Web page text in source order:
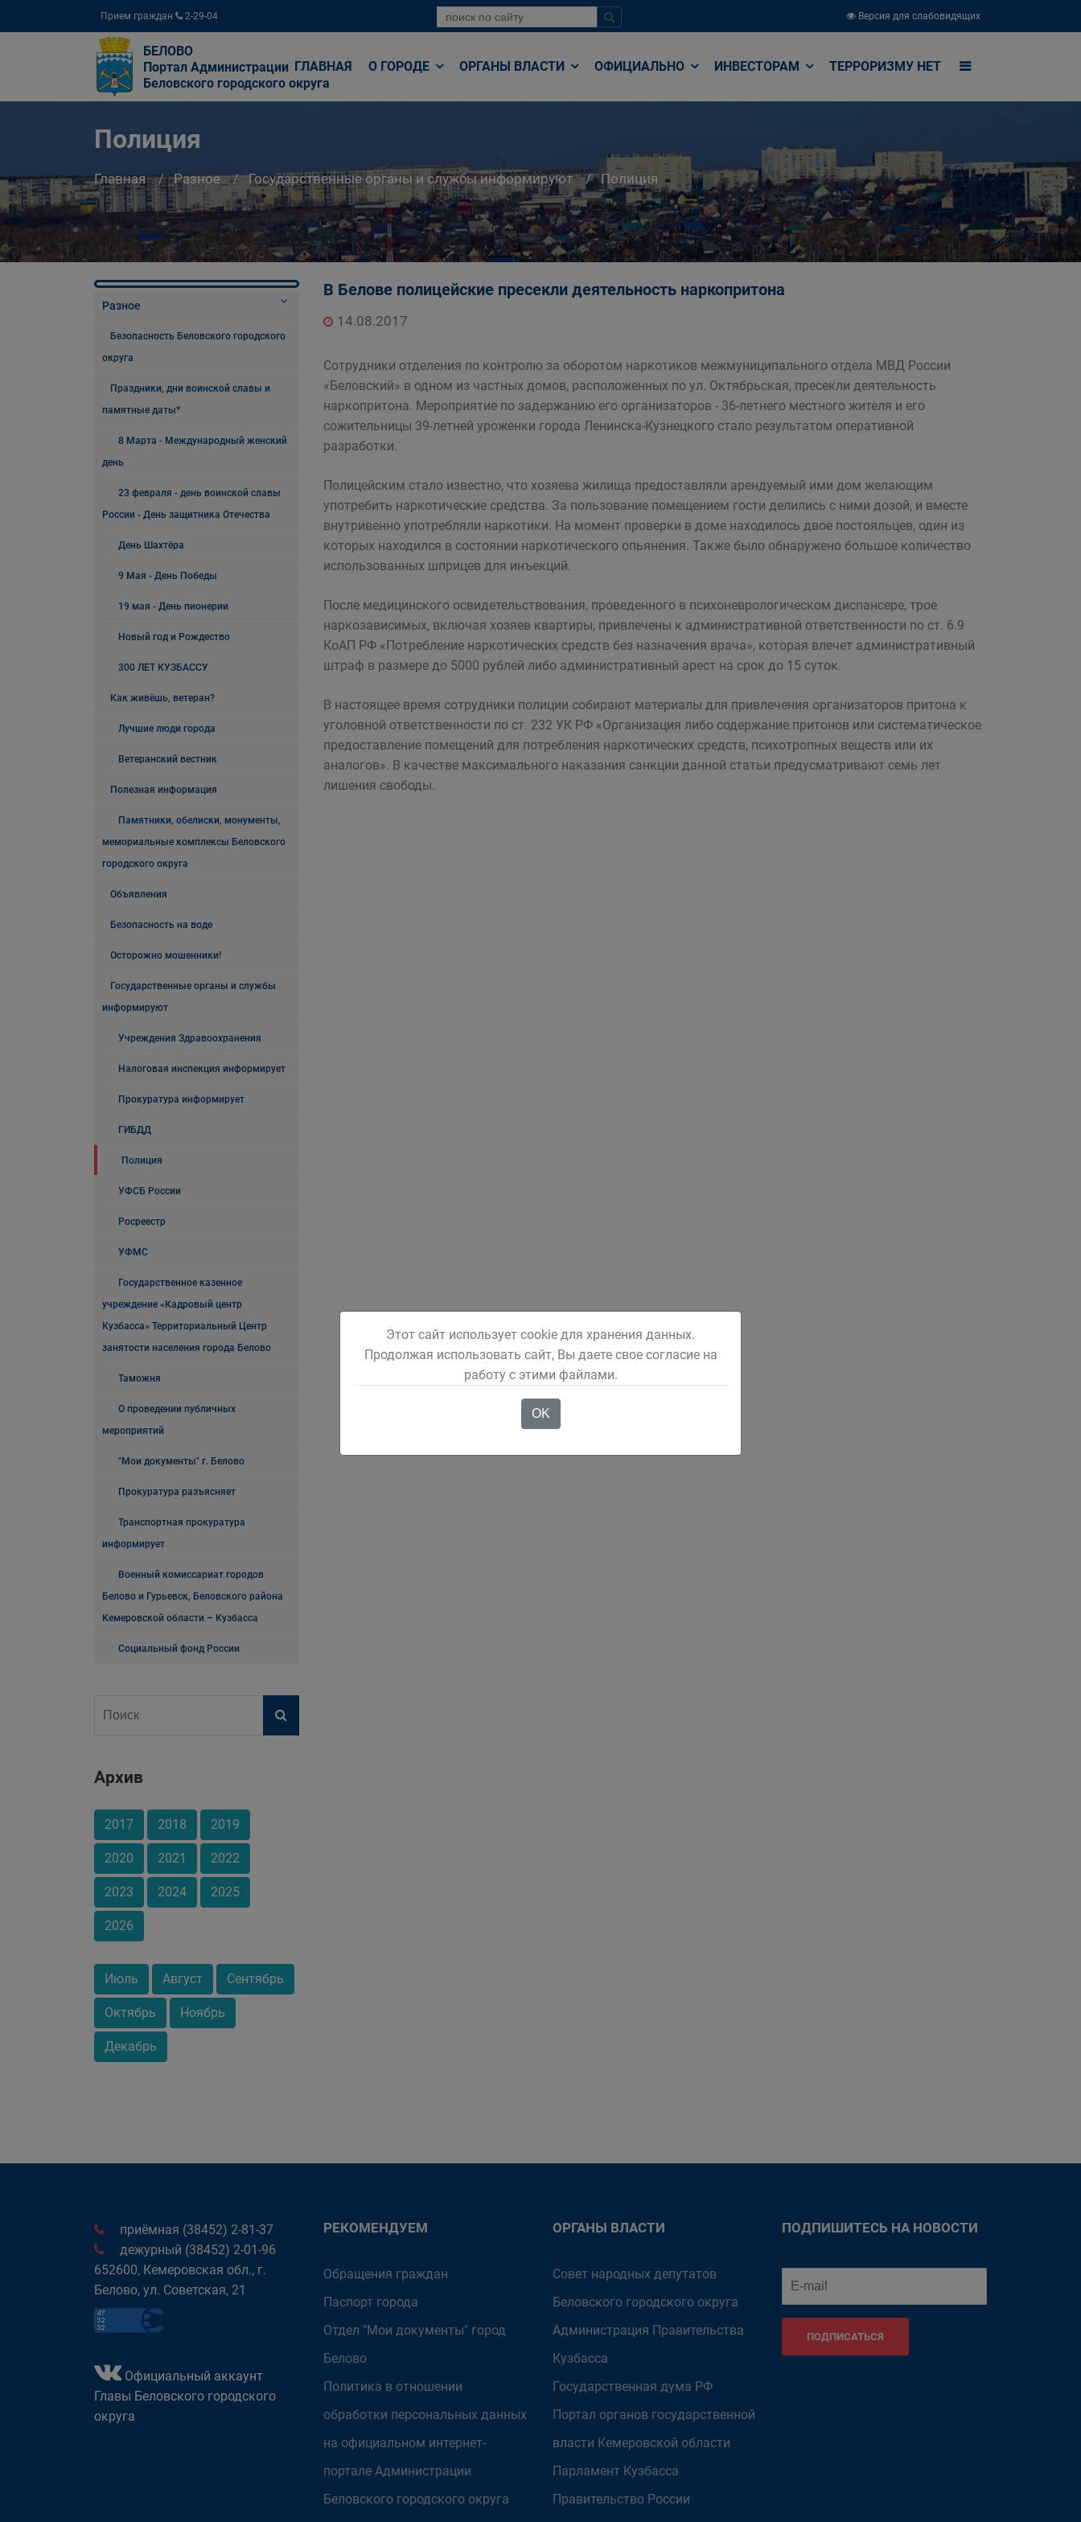
Прием граждан 2-29-04 Версия для слабовидящих
БЕЛОВО
Портал Администрации
Беловского городского округа
ГЛАВНАЯ О ГОРОДЕ ОРГАНЫ ВЛАСТИ ОФИЦИАЛЬНО ИНВЕСТОРАМ ТЕРРОРИЗМУ НЕТ
Полиция
Главная Разное Государственные органы и службы информируют Полиция
Разное
Безопасность Беловского городского
округа
Праздники, дни воинской славы и
памятные даты*
8 Марта - Международный женский
день
23 февраля - день воинской славы
России - День защитника Отечества
День Шахтёра
9 Мая - День Победы
19 мая - День пионерии
Новый год и Рождество
300 ЛЕТ КУЗБАССУ
Как живёшь, ветеран?
Лучшие люди города
Ветеранский вестник
Полезная информация
Памятники, обелиски, монументы,
мемориальные комплексы Беловского
городского округа
Объявления
Безопасность на воде
Осторожно мошенники!
Государственные органы и службы
информируют
Учреждения Здравоохранения
Налоговая инспекция информирует
Прокуратура информирует
ГИБДД
Полиция
УФСБ России
Росреестр
УФМС
Государственное казенное
учреждение «Кадровый центр
Кузбасса» Территориальный Центр
занятости населения города Белово
Таможня
О проведении публичных
мероприятий
"Мои документы" г. Белово
Прокуратура разъясняет
Транспортная прокуратура
информирует
Военный комиссариат городов
Белово и Гурьевск, Беловского района
Кемеровской области – Кузбасса
Социальный фонд России
Архив
2017 2018 2019
2020 2021 2022
2023 2024 2025
2026
Июль Август Сентябрь
Октябрь Ноябрь
Декабрь
В Белове полицейские пресекли деятельность наркопритона
14.08.2017
Сотрудники отделения по контролю за оборотом наркотиков межмуниципального отдела МВД России
«Беловский» в одном из частных домов, расположенных по ул. Октябрьская, пресекли деятельность
наркопритона. Мероприятие по задержанию его организаторов - 36-летнего местного жителя и его
сожительницы 39-летней уроженки города Ленинска-Кузнецкого стало результатом оперативной
разработки.
Полицейским стало известно, что хозяева жилища предоставляли арендуемый ими дом желающим
употребить наркотические средства. За пользование помещением гости делились с ними дозой, и вместе
внутривенно употребляли наркотики. На момент проверки в доме находилось двое постояльцев, один из
которых находился в состоянии наркотического опьянения. Также было обнаружено большое количество
использованных шприцев для инъекций.
После медицинского освидетельствования, проведенного в психоневрологическом диспансере, трое
наркозависимых, включая хозяев квартиры, привлечены к административной ответственности по ст. 6.9
КоАП РФ «Потребление наркотических средств без назначения врача», которая влечет административный
штраф в размере до 5000 рублей либо административный арест на срок до 15 суток.
В настоящее время сотрудники полиции собирают материалы для привлечения организаторов притона к
уголовной ответственности по ст. 232 УК РФ «Организация либо содержание притонов или систематическое
предоставление помещений для потребления наркотических средств, психотропных веществ или их
аналогов». В качестве максимального наказания санкции данной статьи предусматривают семь лет
лишения свободы.
приёмная (38452) 2-81-37
дежурный (38452) 2-01-96
652600, Кемеровская обл., г.
Белово, ул. Советская, 21
Официальный аккаунт
Главы Беловского городского
округа
РЕКОМЕНДУЕМ
Обращения граждан
Паспорт города
Отдел "Мои документы" город
Белово
Политика в отношении
обработки персональных данных
на официальном интернет-
портале Администрации
Беловского городского округа
ОРГАНЫ ВЛАСТИ
Совет народных депутатов
Беловского городского округа
Администрация Правительства
Кузбасса
Государственная дума РФ
Портал органов государственной
власти Кемеровской области
Парламент Кузбасса
Правительство России
ПОДПИШИТЕСЬ НА НОВОСТИ
ПОДПИСАТЬСЯ
Этот сайт использует cookie для хранения данных.
Продолжая использовать сайт, Вы даете свое согласие на
работу с этими файлами.
OK